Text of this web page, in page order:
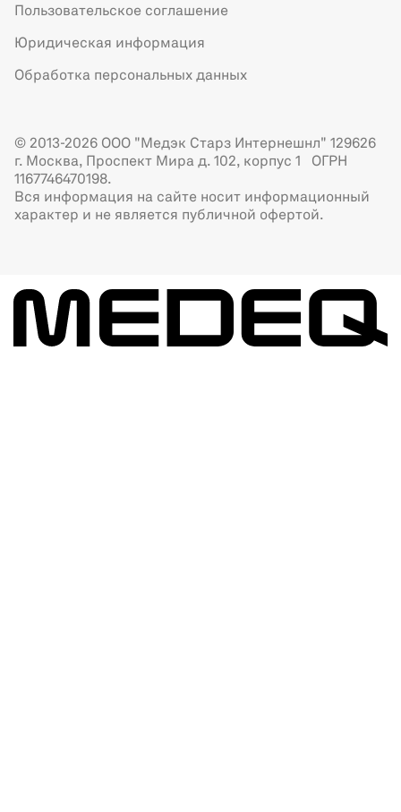
Пользовательское соглашение
Юридическая информация
Обработка персональных данных
© 2013-2026 ООО "Медэк Старз Интернешнл" 129626
г. Москва, Проспект Мира д. 102, корпус 1 ОГРН
1167746470198.
Вся информация на сайте носит информационный
характер и не является публичной офертой.